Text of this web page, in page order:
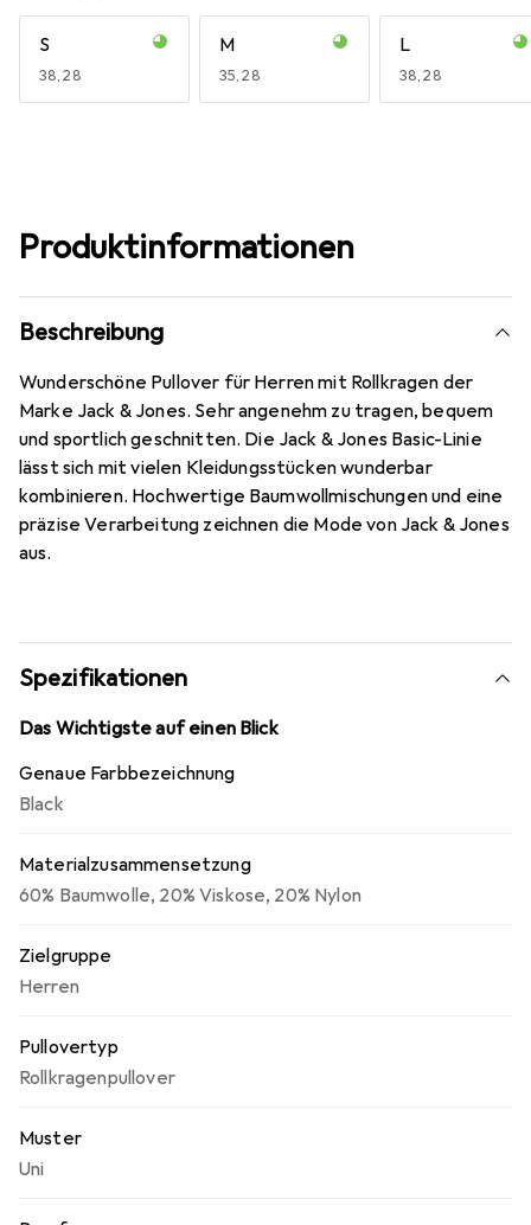
S
EUR
38,28
M
EUR
35,28
L
EUR
38,28
Produktinformationen
Beschreibung
Wunderschöne Pullover für Herren mit Rollkragen der
Marke Jack & Jones. Sehr angenehm zu tragen, bequem
und sportlich geschnitten. Die Jack & Jones Basic-Linie
lässt sich mit vielen Kleidungsstücken wunderbar
kombinieren. Hochwertige Baumwollmischungen und eine
präzise Verarbeitung zeichnen die Mode von Jack & Jones
aus.
Spezifikationen
Das Wichtigste auf einen Blick
Genaue Farbbezeichnung
Black
Materialzusammensetzung
60% Baumwolle, 20% Viskose, 20% Nylon
Zielgruppe
Herren
Pullovertyp
Rollkragenpullover
Muster
Uni